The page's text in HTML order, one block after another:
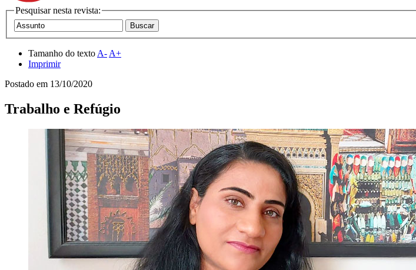
Pesquisar nesta revista:
Tamanho do texto A- A+
Imprimir
Postado em 13/10/2020
Trabalho e Refúgio